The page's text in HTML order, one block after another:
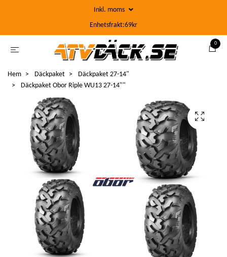
Inkl. moms
Enhetsfrakt:69kr
0
Hem Däckpaket
Däckpaket 27-14"
Däckpaket Obor Riple WU13 27-14""